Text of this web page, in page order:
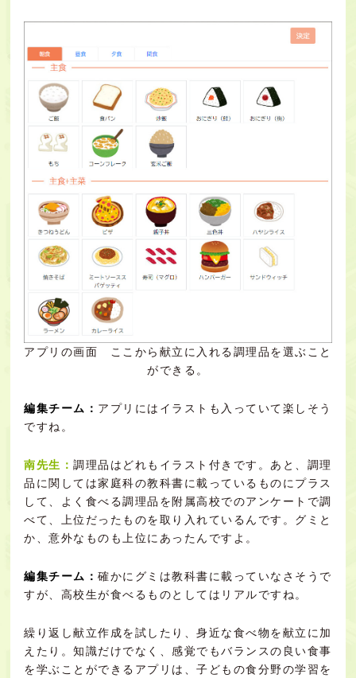
アプリの画面 ここから献立に入れる調理品を選ぶこと
ができる。
編集チーム： アプリにはイラストも入っていて楽しそう
ですね。
南先生： 調理品はどれもイラスト付きです。あと、調理
品に関しては家庭科の教科書に載っているものにプラス
して、よく食べる調理品を附属高校でのアンケートで調
べて、上位だったものを取り入れているんです。グミと
か、意外なものも上位にあったんですよ。
編集チーム： 確かにグミは教科書に載っていなさそうで
すが、高校生が食べるものとしてはリアルですね。
繰り返し献立作成を試したり、身近な食べ物を献立に加
えたり。知識だけでなく、感覚でもバランスの良い食事
を学ぶことができるアプリは、子どもの食分野の学習を